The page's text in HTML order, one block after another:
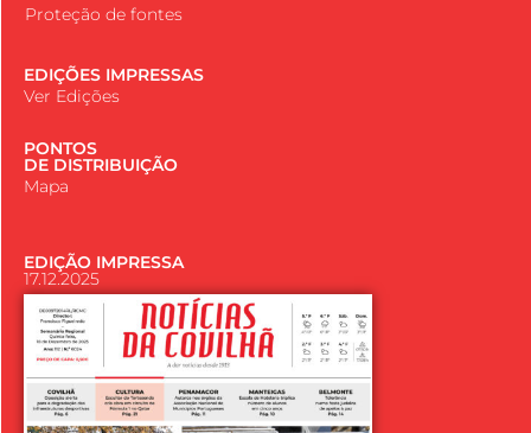
Proteção de fontes
EDIÇÕES IMPRESSAS
Ver Edições
PONTOS
DE DISTRIBUIÇÃO
Mapa
EDIÇÃO IMPRESSA
17.12.2025